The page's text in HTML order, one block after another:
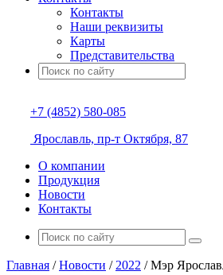
Контакты
Наши реквизиты
Карты
Представительства
+7 (4852) 580-085
Ярославль, пр-т Октября, 87
О компании
Продукция
Новости
Контакты
Главная /Новости / 2022 /Мэр